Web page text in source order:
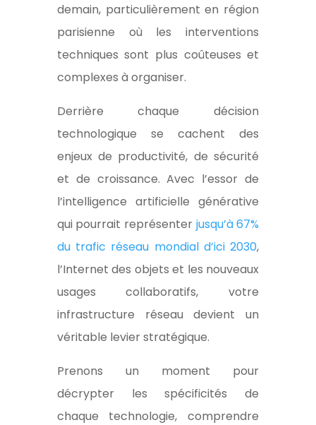
demain, particulièrement en région
parisienne où les interventions
techniques sont plus coûteuses et
complexes à organiser.
Derrière chaque décision
technologique se cachent des
enjeux de productivité, de sécurité
et de croissance. Avec l’essor de
l’intelligence artificielle générative
qui pourrait représenter jusqu’à 67%
du trafic réseau mondial d’ici 2030,
l’Internet des objets et les nouveaux
usages collaboratifs, votre
infrastructure réseau devient un
véritable levier stratégique.
Prenons un moment pour
décrypter les spécificités de
chaque technologie, comprendre